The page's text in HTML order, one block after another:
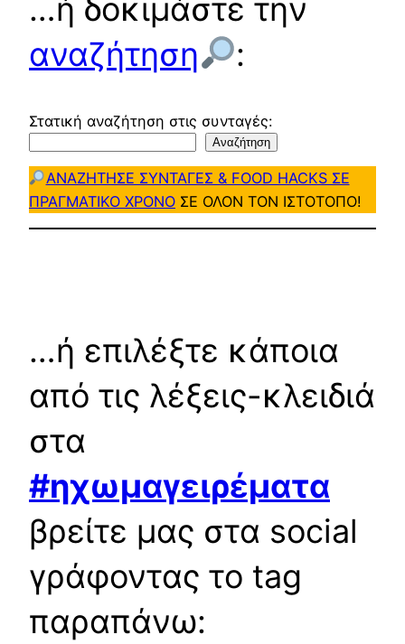
…ή δοκιμάστε την
αναζήτηση
:
Στατική αναζήτηση στις συνταγές:
Αναζήτηση
ΑΝΑΖΗΤΗΣΕ ΣΥΝΤΑΓΕΣ & FOOD HACKS ΣΕ
ΠΡΑΓΜΑΤΙΚΟ ΧΡΟΝΟ ΣΕ ΟΛΟΝ ΤΟΝ ΙΣΤΟΤΟΠΟ!
…ή επιλέξτε κάποια
από τις λέξεις-κλειδιά
στα
#ηχωμαγειρέματα
βρείτε μας στα social
γράφοντας το tag
παραπάνω: